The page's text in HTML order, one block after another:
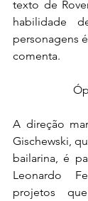
texto de
habilidade
personagens
comenta.
A direção
Gischewski,
bailarina, é
Leonardo
projetos